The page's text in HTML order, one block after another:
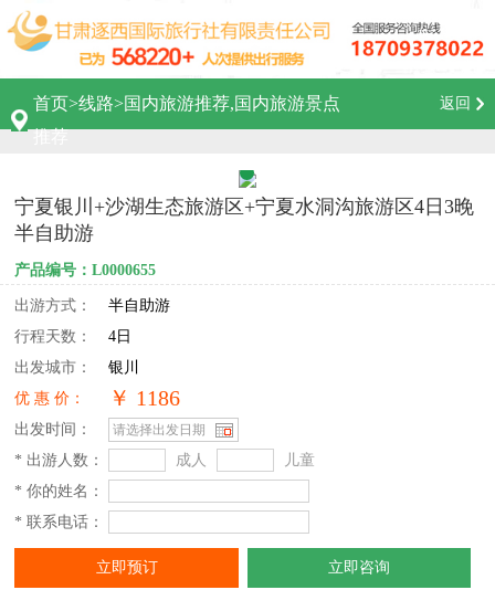
首页>线路>国内旅游推荐,国内旅游景点
返回
宁夏银川+沙湖生态旅游区+宁夏水洞沟旅游区4日3晚
半自助游
产品编号：L0000655
出游方式：
半自助游
行程天数：
4日
出发城市：
银川
优 惠 价：
￥ 1186
出发时间：
* 出游人数：
成人
儿童
* 你的姓名：
* 联系电话：
立即预订 立即咨询